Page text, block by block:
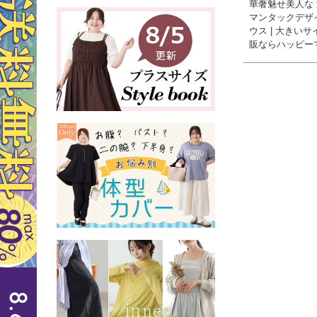
華奢魅せ美人な
マンタックデザ
ウス | 大きいサ
販ならハッピー